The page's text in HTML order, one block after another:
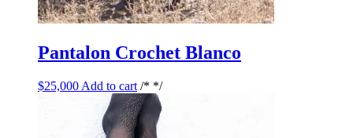
Pantalon Crochet Blanco
$25,000 Add to cart /* */